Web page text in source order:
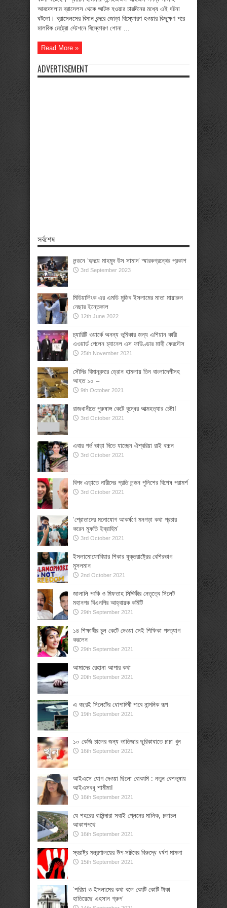
নিহত
২৩
আবদেসলাম ব্রাসেলস থেকে আটক হওয়ার চারদিনের মধ্যে এই ঘটনা
ঘটলো। ব্রাসেলসের বিমান বন্দরে জোড়া বিস্ফোরণ হওয়ার কিছুক্ষণ পরে
মালবিক মেট্রো স্টেশনে বিস্ফোরণ শোনা ...
Read More »
ADVERTISEMENT
সর্বশেষ
লন্ডনে ‘হৃদয়ে মাহমুদ উস সামাদ’ স্মারকগ্রন্থের প্রকাশ
3rd September 2023
মিডিয়ালিংক এর এমডি মুজিব ইসলামের মাতা মায়ারুন
নেছার ইন্তেকাল
12th June 2022
চ্যারিটি ওয়ার্কে অনন্য ভূমিকার জন্য এশিয়ান কারী
এওয়ার্ড পেলেন চ্যানেল এস ফাউণ্ডার মাহী ফেরদৌস
25th November 2021
সৌদির বিমানবন্দরে ড্রোন হামলায় তিন বাংলাদেশীসহ
আহত ১০ –
9th October 2021
রাজধানীতে পুরুষাঙ্গ কেটে বৃদ্ধের আত্মহত্যার চেষ্টা!
3rd October 2021
এবার গর্ভ ভাড়া দিতে যাচ্ছেন ঐশ্বরিয়া রাই বচ্চন
3rd October 2021
বিপদ এড়াতে নারীদের প্রতি লন্ডন পুলিশের বিশেষ পরামর্শ
3rd October 2021
‘শ্রোতাদের মনোযোগ আকর্ষণে মনগড়া কথা প্রচার
করেন মুফতি ইব্রাহিম’
3rd October 2021
ইসলামোফোবিয়ার শিকার যুক্তরাষ্ট্রের বেশিরভাগ
মুসলমান
2nd October 2021
জালালি পংকি ও মিফতাহ সিদ্দিকীর নেতৃত্বে সিলেট
মহানগর বিএনপির আহ্বায়ক কমিটি
29th September 2021
১৪ শিক্ষার্থীর চুল কেটে দেওয়া সেই শিক্ষিকা পদত্যাগ
করলেন
29th September 2021
আমাদের রেহানা আপার কথা
20th September 2021
এ বছরই সিলেটের ধোপাদিঘী পাবে নান্দনিক রূপ
19th September 2021
১০ কেজি চালের জন্য ভাতিজার ছুরিকাঘাতে চাচা খুন
16th September 2021
আইএসে যোগ দেওয়া ছিলো বোকামি : নতুন বেশভূষায়
আইএসবধূ শামীমা!
16th September 2021
যে শহরের বাসিন্দারা সবাই প্লেনের মালিক, চলাচল
আকাশপথে
16th September 2021
স্বরাষ্ট্র মন্ত্রণালয়ের উপ-সচিবের বিরুদ্ধে ধর্ষণ মামলা
15th September 2021
‘শরিয়া ও ইসলামের কথা বলে কোটি কোটি টাকা
হাতিয়েছে এহসান গ্রুপ’